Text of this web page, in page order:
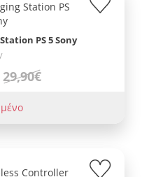
PS 5 Sony
29,90€